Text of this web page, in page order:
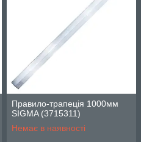
Правило-трапеція 1000мм
SIGMA (3715311)
Немає в наявності